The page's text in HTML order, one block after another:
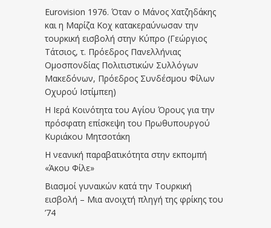
Eurovision 1976. Όταν ο Μάνος Χατζηδάκης
και η Μαρίζα Κοχ κατακεραύνωσαν την
τουρκική εισβολή στην Κύπρο (Γεώργιος
Τάτσιος, τ. Πρόεδρος Πανελλήνιας
Ομοσπονδίας Πολιτιστικών Συλλόγων
Μακεδόνων, Πρόεδρος Συνδέσμου Φίλων
Οχυρού Ιστίμπεη)
Η Ιερά Κοινότητα του Αγίου Όρους για την
πρόσφατη επίσκεψη του Πρωθυπουργού
Κυριάκου Μητσοτάκη
Η νεανική παραβατικότητα στην εκπομπή
«Άκου Φίλε»
Βιασμοί γυναικών κατά την Τουρκική
εισβολή – Μια ανοιχτή πληγή της φρίκης του
’74